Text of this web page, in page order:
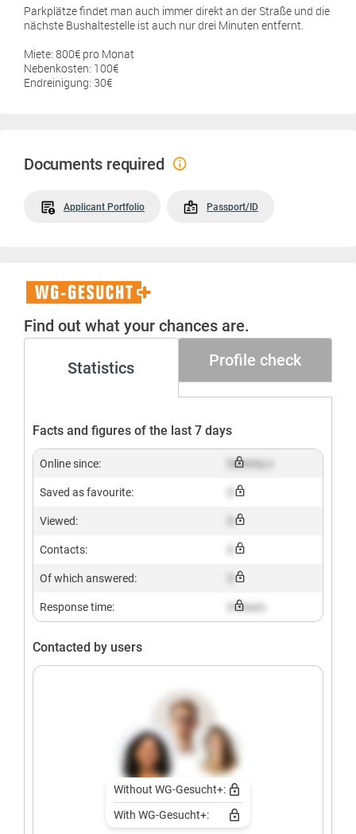
Parkplätze findet man auch immer direkt an der Straße und die
nächste Bushaltestelle ist auch nur drei Minuten entfernt.
Miete: 800€ pro Monat
Nebenkosten: 100€
Endreinigung: 30€
Documents required
Applicant Portfolio Passport/ID
WG-
Gesucht+
Find out what your chances are.
Statistics Profile check
Facts and figures of the last 7 days
Online since: Dummy x
Saved as favourite:
Viewed:
Contacts:
Of which answered:
Response time: X hours
Contacted by users
Without WG-Gesucht+:
With WG-Gesucht+: